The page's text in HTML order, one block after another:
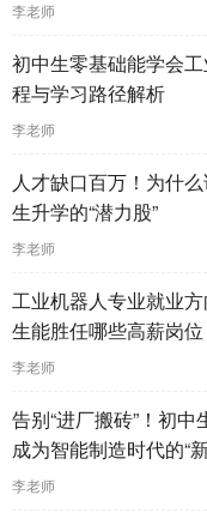
李老师
初中生零基础能学会
程与学习路径解析
李老师
人才缺口百万！为什
生升学的“潜力股”
李老师
工业机器人专业就业
生能胜任哪些高薪岗位
李老师
告别“进厂搬砖”！初
成为智能制造时代的“
李老师